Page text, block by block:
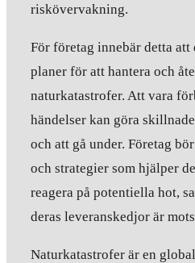
riskövervakning.
För företag innebär detta att
planer för att hantera och
naturkatastrofer. Att vara
händelser kan göra
och att gå under. Företag
och strategier som hjälper
reagera på potentiella hot,
deras leveranskedjor är
Naturkatastrofer är en